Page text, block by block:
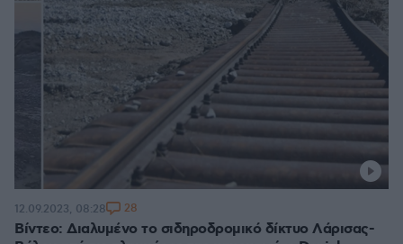
Βίντεο: Διαλυμένο το σιδηροδρομικό δίκτυο Λάρισας-
12.09.2023, 08:28 28